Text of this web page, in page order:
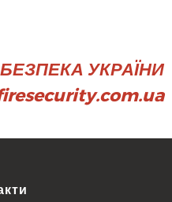
УКРАЇНИ